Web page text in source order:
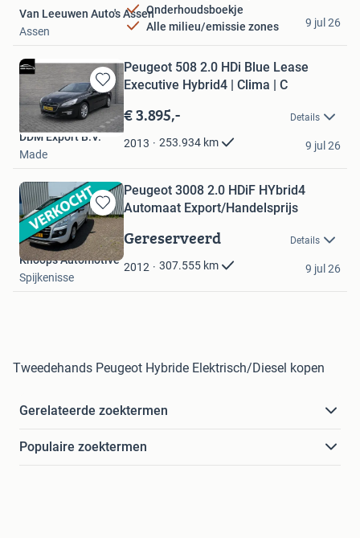
Onderhoudsboekje
Alle milieu/emissie zones
Van Leeuwen Auto's Assen
Assen
9 jul 26
Bewaren
in
Mijn
Favorieten
Peugeot 508 2.0 HDi Blue Lease
Executive Hybrid4 | Clima | C
€ 3.895,- Details
2013 253.934 km
DDM Export B.V.
Made
9 jul 26
Bewaren
in
Mijn
Favorieten
Peugeot 3008 2.0 HDiF HYbrid4
Automaat Export/Handelsprijs
Gereserveerd Details
2012 307.555 km
Knoops Automotive
Spijkenisse
9 jul 26
Tweedehands Peugeot Hybride Elektrisch/Diesel kopen
Gerelateerde zoektermen
Populaire zoektermen